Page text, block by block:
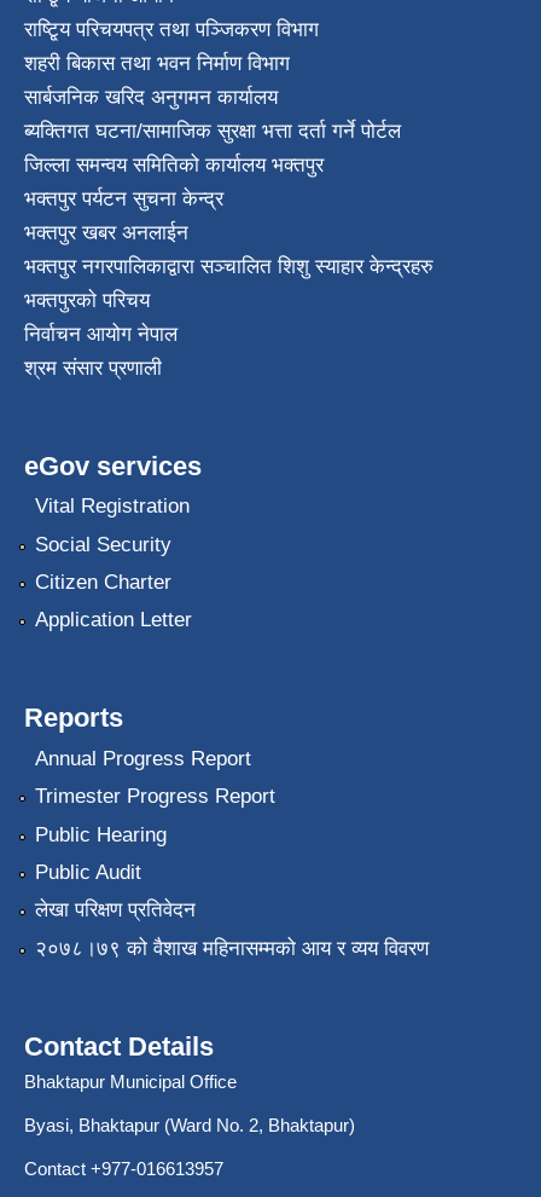
राष्टि्ृय परिचयपत्र तथा पञ्जिकरण विभाग
शहरी बिकास तथा भवन निर्माण विभाग
सार्बजनिक खरिद अनुगमन कार्यालय
ब्यक्तिगत घटना/सामाजिक सुरक्षा भत्ता दर्ता गर्ने पोर्टल
जिल्ला समन्वय समितिको कार्यालय भक्तपुर
भक्तपुर पर्यटन सुचना केन्द्र
भक्तपुर खबर अनलाईन
भक्तपुर नगरपालिकाद्वारा सञ्चालित शिशु स्याहार केन्द्रहरु
भक्तपुरकाे परिचय
निर्वाचन आयोग नेपाल
श्रम संसार प्रणाली
eGov services
Vital Registration
Social Security
Citizen Charter
Application Letter
Reports
Annual Progress Report
Trimester Progress Report
Public Hearing
Public Audit
लेखा परिक्षण प्रतिवेदन
२०७८।७९ को वैशाख महिनासम्मको आय र व्यय विवरण
Contact Details
Bhaktapur Municipal Office
Byasi, Bhaktapur (Ward No. 2, Bhaktapur)
Contact +977-016613957